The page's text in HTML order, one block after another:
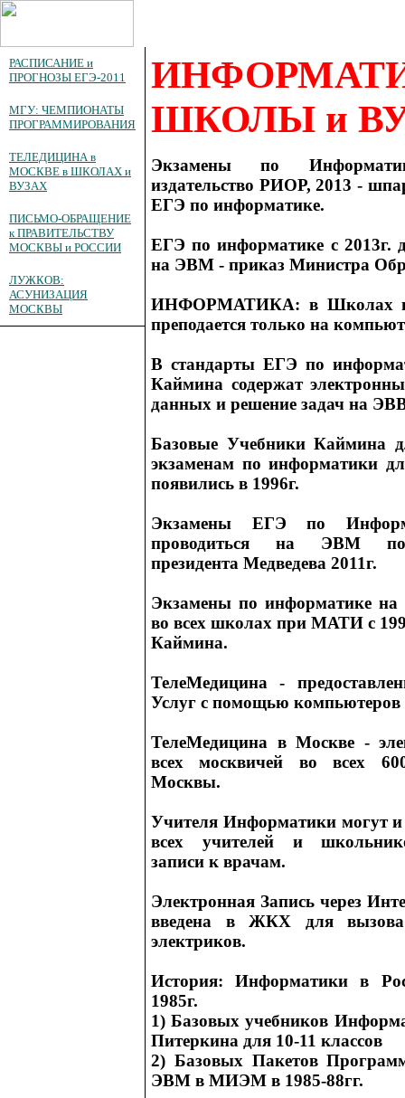
РАСПИСАНИЕ и
ПРОГНОЗЫ ЕГЭ-2011
МГУ: ЧЕМПИОНАТЫ
ПРОГРАММИРОВАНИЯ
ТЕЛЕДИЦИНА в
МОСКВЕ в ШКОЛАХ и
ВУЗАХ
ПИСЬМО-ОБРАЩЕНИЕ
к ПРАВИТЕЛЬСТВУ
МОСКВЫ и РОССИИ
ЛУЖКОВ:
АСУНИЗАЦИЯ
МОСКВЫ
ШКОЛЫ и
Экзамены по
издательство РИОР, 2013 -
ЕГЭ по информатике.
ЕГЭ по информатике с 2013г.
на ЭВМ - приказ Министра
ИНФОРМАТИКА: в Школах
преподается только на
В стандарты ЕГЭ по
Каймина содержат
данных и решение задач на
Базовые Учебники Каймина
экзаменам по информатики
появились в 1996г.
Экзамены ЕГЭ по
проводиться на ЭВМ по
президента Медведева 2011г.
Экзамены по информатике
во всех школах при МАТИ с
Каймина.
ТелеМедицина -
Услуг с помощью компьютеров
ТелеМедицина в Москве -
всех москвичей во всех
Москвы.
Учителя Информатики могут
всех учителей и
записи к врачам.
Электронная Запись через
введена в ЖКХ для вызова
электриков.
История: Информатики в
1985г.
1) Базовых учебников
Питеркина для 10-11 классов
2) Базовых Пакетов
ЭВМ в МИЭМ в 1985-88гг.